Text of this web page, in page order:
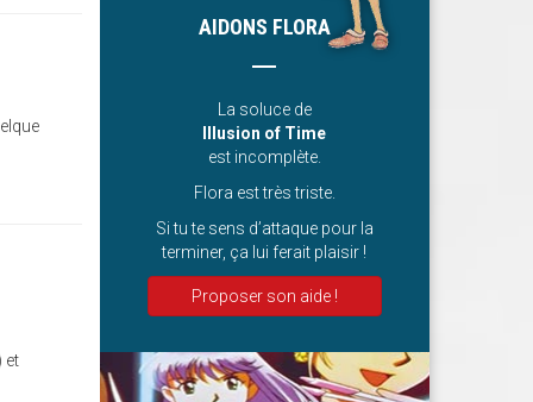
et
AIDONS FLORA
La soluce de
Illusion of Time
est incomplète.
Flora est très triste.
Si tu te sens d’attaque pour la
terminer, ça lui ferait plaisir !
Proposer son aide !